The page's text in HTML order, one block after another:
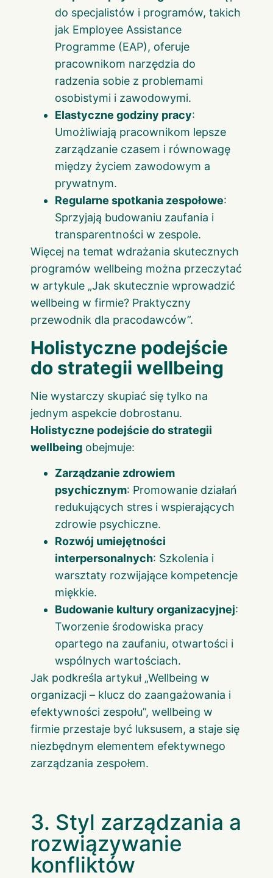
do specjalistów i programów, takich
jak Employee Assistance
Programme (EAP), oferuje
pracownikom narzędzia do
radzenia sobie z problemami
osobistymi i zawodowymi.
Elastyczne godziny pracy:
Umożliwiają pracownikom lepsze
zarządzanie czasem i równowagę
między życiem zawodowym a
prywatnym.
Regularne spotkania zespołowe:
Sprzyjają budowaniu zaufania i
transparentności w zespole.
Więcej na temat wdrażania skutecznych
programów wellbeing można przeczytać
w artykule „Jak skutecznie wprowadzić
wellbeing w firmie? Praktyczny
przewodnik dla pracodawców”.
Holistyczne podejście
do strategii wellbeing
Nie wystarczy skupiać się tylko na
jednym aspekcie dobrostanu.
Holistyczne podejście do strategii
wellbeing obejmuje:
Zarządzanie zdrowiem
psychicznym: Promowanie działań
redukujących stres i wspierających
zdrowie psychiczne.
Rozwój umiejętności
interpersonalnych: Szkolenia i
warsztaty rozwijające kompetencje
miękkie.
Budowanie kultury organizacyjnej:
Tworzenie środowiska pracy
opartego na zaufaniu, otwartości i
wspólnych wartościach.
Jak podkreśla artykuł „Wellbeing w
organizacji – klucz do zaangażowania i
efektywności zespołu”, wellbeing w
firmie przestaje być luksusem, a staje się
niezbędnym elementem efektywnego
zarządzania zespołem.
3. Styl zarządzania a
rozwiązywanie
konfliktów